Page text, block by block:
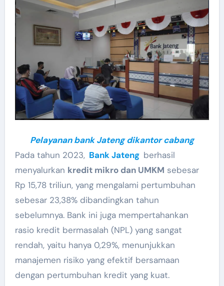
Pelayanan bank Jateng dikantor cabang
Pada tahun 2023, Bank Jateng berhasil
menyalurkan kredit mikro dan UMKM sebesar
Rp 15,78 triliun, yang mengalami pertumbuhan
sebesar 23,38% dibandingkan tahun
sebelumnya. Bank ini juga mempertahankan
rasio kredit bermasalah (NPL) yang sangat
rendah, yaitu hanya 0,29%, menunjukkan
manajemen risiko yang efektif bersamaan
dengan pertumbuhan kredit yang kuat.